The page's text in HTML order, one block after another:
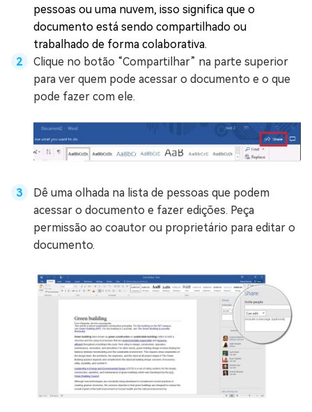
pessoas ou uma nuvem, isso significa que o
documento está sendo compartilhado ou
trabalhado de forma colaborativa.
Clique no botão “Compartilhar” na parte superior
para ver quem pode acessar o documento e o que
pode fazer com ele.
Dê uma olhada na lista de pessoas que podem
acessar o documento e fazer edições. Peça
permissão ao coautor ou proprietário para editar o
documento.